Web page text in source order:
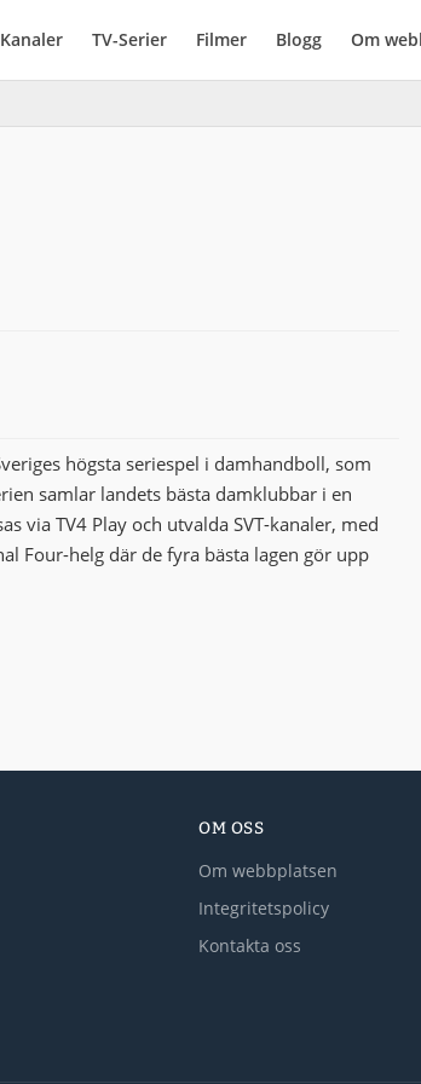
Kanaler TV-Serier Filmer Blogg Om
högsta seriespel i damhandboll, som
samlar landets bästa damklubbar i en
via TV4 Play och utvalda SVT-kanaler, med
Four-helg där de fyra bästa lagen gör upp
OM OSS
Om webbplatsen
Integritetspolicy
Kontakta oss